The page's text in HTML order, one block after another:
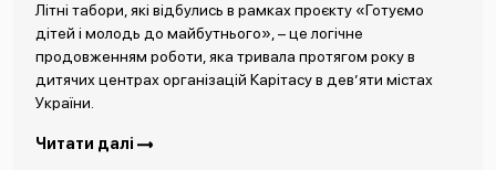
Літні табори, які відбулись в рамках проєкту «Готуємо
дітей і молодь до майбутнього», – це логічне
продовженням роботи, яка тривала протягом року в
дитячих центрах організацій Карітасу в дев’яти містах
України.
Читати далі